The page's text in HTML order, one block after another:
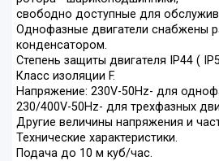
свободно доступные для
Однофазные двигатели снабжены
конденсатором.
Степень защиты двигателя IP44 (
Класс изоляции F.
Напряжение: 230V-50Hz- для
230/400V-50Hz- для трехфазных
Другие величины напряжения и
Технические характеристики.
Подача до 10 м куб/час.